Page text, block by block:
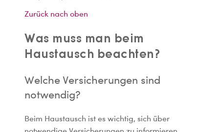
Zurück nach oben
Was muss man beim
Haustausch beachten?
Welche Versicherungen sind
notwendig?
Beim Haustausch ist es wichtig, sich über